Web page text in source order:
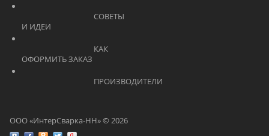
ООО «ИнтерСварка-НН» © 2026